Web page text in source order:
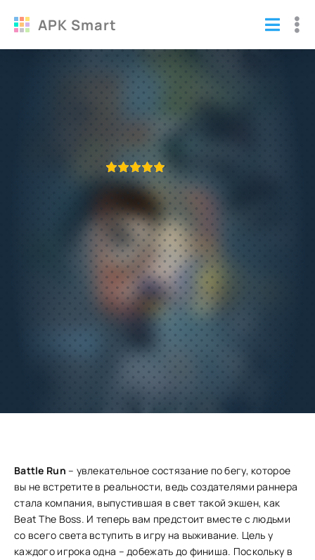
APK Smart
Запросить обновление
Battle Run – увлекательное состязание по бегу, которое
вы не встретите в реальности, ведь создателями раннера
стала компания, выпустившая в свет такой экшен, как
Beat The Boss. И теперь вам предстоит вместе с людьми
со всего света вступить в игру на выживание. Цель у
каждого игрока одна – добежать до финиша. Поскольку в